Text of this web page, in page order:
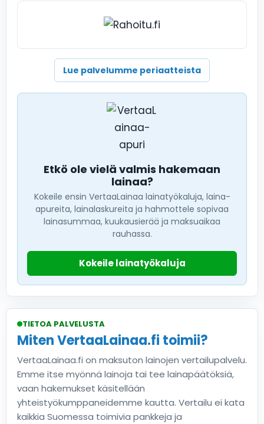
Lue palvelumme periaatteista
Etkö ole vielä valmis hakemaan
lainaa?
Kokeile ensin VertaaLainaa lainatyökaluja, laina-
apureita, lainalaskureita ja hahmottele sopivaa
lainasummaa, kuukausierää ja maksuaikaa
rauhassa.
Kokeile lainatyökaluja
TIETOA PALVELUSTA
Miten VertaaLainaa.fi toimii?
VertaaLainaa.fi on maksuton lainojen vertailupalvelu.
Emme itse myönnä lainoja tai tee lainapäätöksiä,
vaan hakemukset käsitellään
yhteistyökumppaneidemme kautta. Vertailu ei kata
kaikkia Suomessa toimivia pankkeja ja